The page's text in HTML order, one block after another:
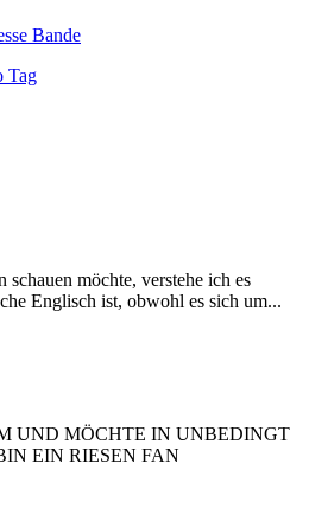
Bande
Tag
möchte, verstehe ich es
Englisch ist, obwohl es sich um...
UND MÖCHTE IN UNBEDINGT
EIN RIESEN FAN